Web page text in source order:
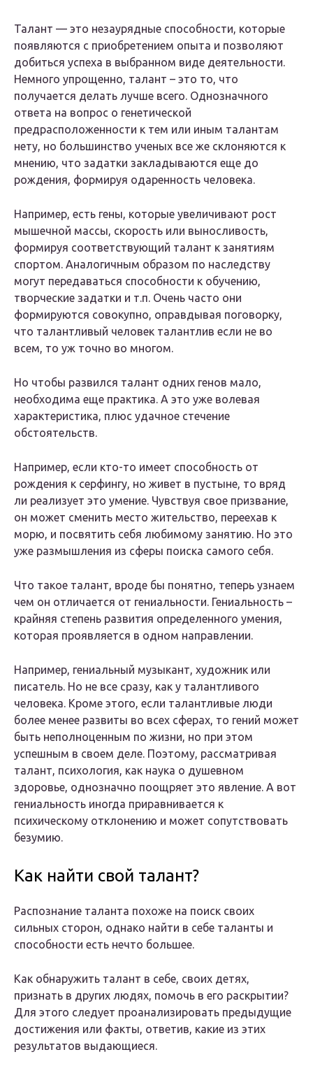
Талант — это незаурядные способности, которые
появляются с приобретением опыта и позволяют
добиться успеха в выбранном виде деятельности.
Немного упрощенно, талант – это то, что
получается делать лучше всего. Однозначного
ответа на вопрос о генетической
предрасположенности к тем или иным талантам
нету, но большинство ученых все же склоняются к
мнению, что задатки закладываются еще до
рождения, формируя одаренность человека.
Например, есть гены, которые увеличивают рост
мышечной массы, скорость или выносливость,
формируя соответствующий талант к занятиям
спортом. Аналогичным образом по наследству
могут передаваться способности к обучению,
творческие задатки и т.п. Очень часто они
формируются совокупно, оправдывая поговорку,
что талантливый человек талантлив если не во
всем, то уж точно во многом.
Но чтобы развился талант одних генов мало,
необходима еще практика. А это уже волевая
характеристика, плюс удачное стечение
обстоятельств.
Например, если кто-то имеет способность от
рождения к серфингу, но живет в пустыне, то вряд
ли реализует это умение. Чувствуя свое призвание,
он может сменить место жительство, переехав к
морю, и посвятить себя любимому занятию. Но это
уже размышления из сферы поиска самого себя.
Что такое талант, вроде бы понятно, теперь узнаем
чем он отличается от гениальности. Гениальность –
крайняя степень развития определенного умения,
которая проявляется в одном направлении.
Например, гениальный музыкант, художник или
писатель. Но не все сразу, как у талантливого
человека. Кроме этого, если талантливые люди
более менее развиты во всех сферах, то гений может
быть неполноценным по жизни, но при этом
успешным в своем деле. Поэтому, рассматривая
талант, психология, как наука о душевном
здоровье, однозначно поощряет это явление. А вот
гениальность иногда приравнивается к
психическому отклонению и может сопутствовать
безумию.
Как найти свой талант?
Распознание таланта похоже на поиск своих
сильных сторон, однако найти в себе таланты и
способности есть нечто большее.
Как обнаружить талант в себе, своих детях,
признать в других людях, помочь в его раскрытии?
Для этого следует проанализировать предыдущие
достижения или факты, ответив, какие из этих
результатов выдающиеся.